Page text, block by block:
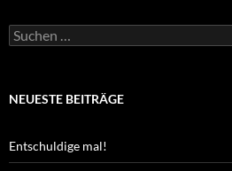
Suchen
nach:
NEUESTE BEITRÄGE
Entschuldige mal!